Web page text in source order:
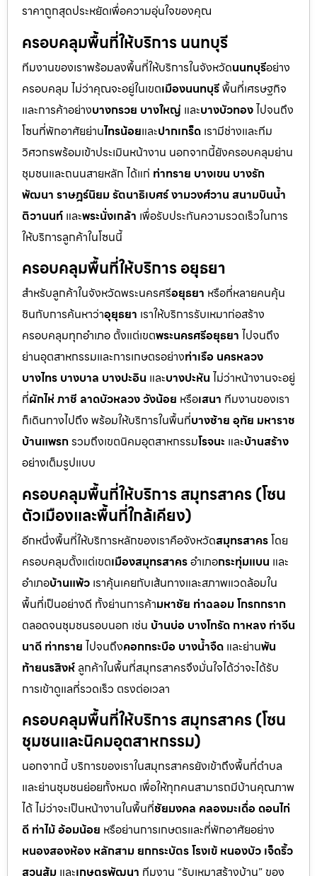
ราคาถูกสุดประหยัดเพื่อความอุ่นใจของคุณ
ครอบคลุมพื้นที่ให้บริการ นนทบุรี
ทีมงานของเราพร้อมลงพื้นที่ให้บริการในจังหวัดนนทบุรีอย่าง
ครอบคลุม ไม่ว่าคุณจะอยู่ในเขตเมืองนนทบุรีพื้นที่เศรษฐกิจ
และการค้าอย่างบางกรวย บางใหญ่ และบางบัวทองไปจนถึง
โซนที่พักอาศัยย่านไทรน้อยและปากเกร็ด เรามีช่างและทีม
วิศวกรพร้อมเข้าประเมินหน้างาน นอกจากนี้ยังครอบคลุมย่าน
ชุมชนและถนนสายหลัก ได้แก่ ท่าทราย บางเขน บางรัก
พัฒนา ราษฎร์นิยม รัตนาธิเบศร์ งามวงศ์วาน สนามบินน้ำ
ติวานนท์ และพระนั่งเกล้า เพื่อรับประกันความรวดเร็วในการ
ให้บริการลูกค้าในโซนนี้
ครอบคลุมพื้นที่ให้บริการ อยุธยา
สำหรับลูกค้าในจังหวัดพระนครศรีอยุธยา หรือที่หลายคนคุ้น
ชินกับการค้นหาว่าอุยุธยา เราให้บริการรับเหมาก่อสร้าง
ครอบคลุมทุกอำเภอ ตั้งแต่เขตพระนครศรีอยุธยา ไปจนถึง
ย่านอุตสาหกรรมและการเกษตรอย่างท่าเรือ นครหลวง
บางไทร บางบาล บางปะอิน และบางปะหัน ไม่ว่าหน้างานจะอยู่
ที่ผักไห่ ภาชี ลาดบัวหลวง วังน้อย หรือเสนา ทีมงานของเรา
ก็เดินทางไปถึง พร้อมให้บริการในพื้นที่บางซ้าย อุทัย มหาราช
บ้านแพรกรวมถึงเขตนิคมอุตสาหกรรมโรจนะ และบ้านสร้าง
อย่างเต็มรูปแบบ
ครอบคลุมพื้นที่ให้บริการ สมุทรสาคร (โซน
ตัวเมืองและพื้นที่ใกล้เคียง)
อีกหนึ่งพื้นที่ให้บริการหลักของเราคือจังหวัดสมุทรสาครโดย
ครอบคลุมตั้งแต่เขตเมืองสมุทรสาครอำเภอกระทุ่มแบน และ
อำเภอบ้านแพ้ว เราคุ้นเคยกับเส้นทางและสภาพแวดล้อมใน
พื้นที่เป็นอย่างดี ทั้งย่านการค้ามหาชัย ท่าฉลอม โกรกกราก
ตลอดจนชุมชนรอบนอก เช่น บ้านบ่อ บางโทรัด กาหลง ท่าจีน
นาดี ท่าทราย ไปจนถึงคอกกระบือ บางน้ำจืด และย่านพัน
ท้ายนรสิงห์ ลูกค้าในพื้นที่สมุทรสาครจึงมั่นใจได้ว่าจะได้รับ
การเข้าดูแลที่รวดเร็ว ตรงต่อเวลา
ครอบคลุมพื้นที่ให้บริการ สมุทรสาคร (โซน
ชุมชนและนิคมอุตสาหกรรม)
นอกจากนี้ บริการของเราในสมุทรสาครยังเข้าถึงพื้นที่ตำบล
และย่านชุมชนย่อยทั้งหมด เพื่อให้ทุกคนสามารถมีบ้านคุณภาพ
ได้ ไม่ว่าจะเป็นหน้างานในพื้นที่ชัยมงคล คลองมะเดื่อ ดอนไก่
ดี ท่าไม้ อ้อมน้อย หรือย่านการเกษตรและที่พักอาศัยอย่าง
หนองสองห้อง หลักสาม ยกกระบัตร โรงเข้ หนองบัว เจ็ดริ้ว
สวนส้ม และเกษตรพัฒนา ทีมงาน “รับเหมาสร้างบ้าน” ของ